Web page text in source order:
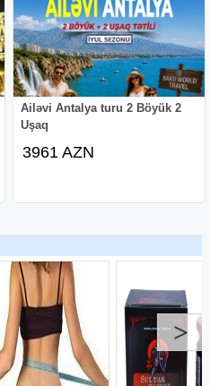
Ailəvi Antalya turu 2 Böyük 2
Uşaq
3961 AZN